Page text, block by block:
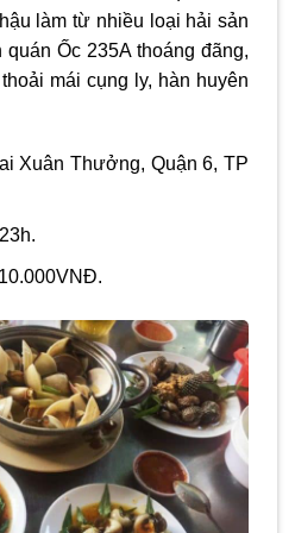
làm từ nhiều loại hải sản
Ốc 235A thoáng đãng,
mái cụng ly, hàn huyên
Xuân Thưởng, Quận 6, TP